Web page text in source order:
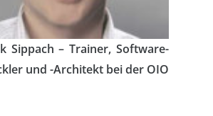
Sippach – Trainer, Software-
und -Architekt bei der OIO